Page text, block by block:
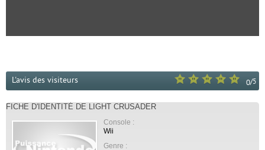
0/5
L'avis des visiteurs
FICHE D'IDENTITÉ DE LIGHT CRUSADER
Console :
Wii
Genre :